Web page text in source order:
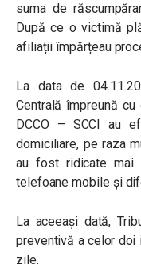
suma de
După ce o victimă
afiliații împărțeau
La data de
Centrală împreună
DCCO – SCCI au
domiciliare, pe raza
au fost ridicate mai
telefoane mobile și
La aceeași dată,
preventivă a celor doi
zile.